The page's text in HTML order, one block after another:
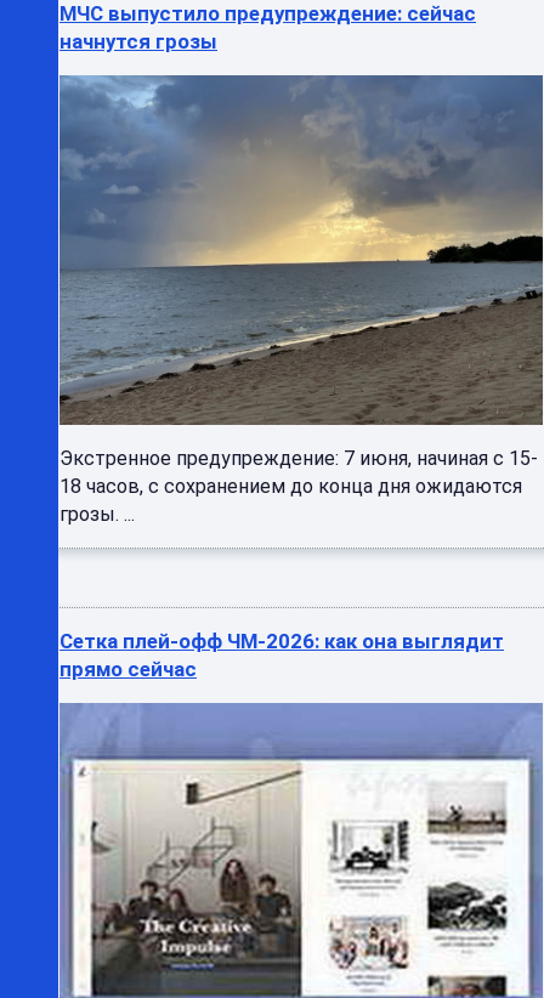
МЧС выпустило предупреждение: сейчас
начнутся грозы
Экстренное предупреждение: 7 июня, начиная с 15-
18 часов, с сохранением до конца дня ожидаются
грозы. ...
Сетка плей-офф ЧМ-2026: как она выглядит
прямо сейчас